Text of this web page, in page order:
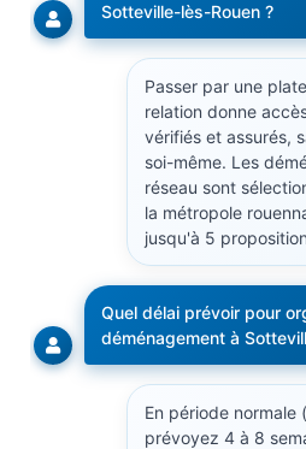
Sotteville-lès-Rouen ?
Passer par une
relation donne
vérifiés et assurés,
soi-même. Les
réseau sont
la métropole
jusqu'à 5
Quel délai prévoir pour
déménagement à
En période normale
prévoyez 4 à 8